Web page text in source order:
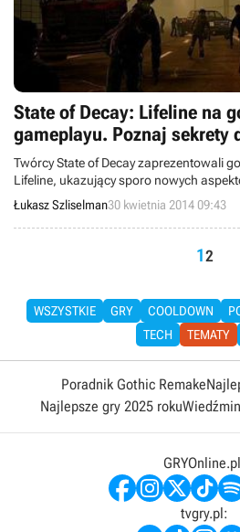
State of Decay: Lifeline na
gameplayu. Poznaj sekrety
Twórcy State of Decay zaprezentowali
Lifeline, ukazujący sporo nowych
na rozgrywkę będą miały takie rzeczy,
dodatkowego ładunku w samochodach
centrum miasta strefy zagrożenia.
Łukasz Szliselman30 kwietnia 2014 09:43
12
WSZYSTKIE GRY COOLDOWN
TECH
TEMATY
Poradnik Gothic Remake
Najlepsze gry 2025 roku
tvgry.pl: